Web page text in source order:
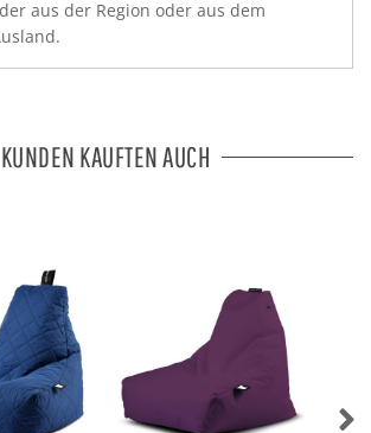
aus der Region oder aus dem
KUNDEN KAUFTEN AUCH